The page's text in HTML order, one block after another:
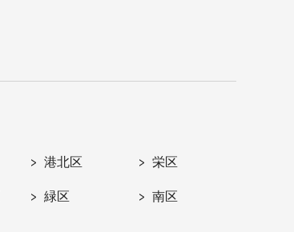
港北区 栄区
緑区 南区